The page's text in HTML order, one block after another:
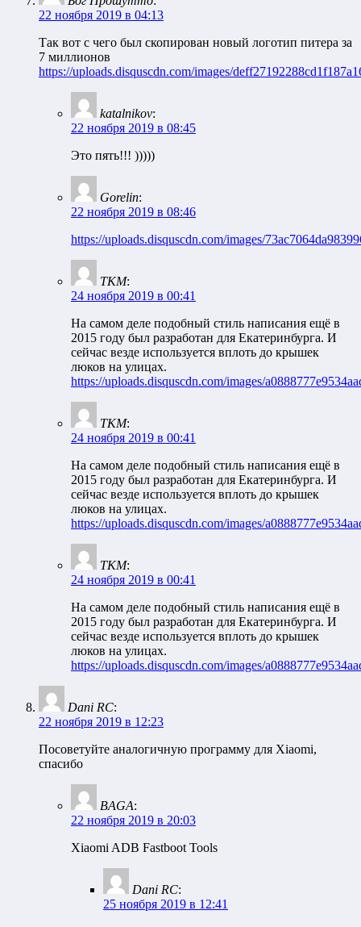
22 ноября 2019 в 04:13
Так вот с чего был скопирован новый логотип питера за
7 миллионов
https://uploads.disquscdn.com/images/
katalnikov:
22 ноября 2019 в 08:45
Это пять!!! )))))
Gorelin:
22 ноября 2019 в 08:46
https://uploads.disquscdn.com/images/
TKM:
24 ноября 2019 в 00:41
На самом деле подобный стиль написания ещё в
2015 году был разработан для Екатеринбурга. И
сейчас везде используется вплоть до крышек
люков на улицах.
https://uploads.disquscdn.com/images/
TKM:
24 ноября 2019 в 00:41
На самом деле подобный стиль написания ещё в
2015 году был разработан для Екатеринбурга. И
сейчас везде используется вплоть до крышек
люков на улицах.
https://uploads.disquscdn.com/images/
TKM:
24 ноября 2019 в 00:41
На самом деле подобный стиль написания ещё в
2015 году был разработан для Екатеринбурга. И
сейчас везде используется вплоть до крышек
люков на улицах.
https://uploads.disquscdn.com/images/
Dani RC:
22 ноября 2019 в 12:23
Посоветуйте аналогичную программу для Xiaomi,
спасибо
BAGA:
22 ноября 2019 в 20:03
Xiaomi ADB Fastboot Tools
Dani RC:
25 ноября 2019 в 12:41